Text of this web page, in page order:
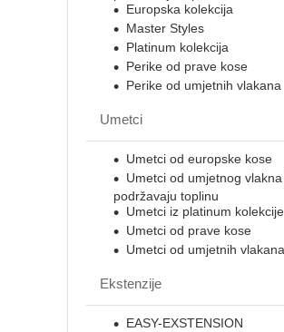
Europska kolekcija
Master Styles
Platinum kolekcija
Perike od prave kose
Perike od umjetnih vlakana
Umetci
Umetci od europske kose
Umetci od umjetnog
podržavaju toplinu
Umetci iz platinum kolekcije
Umetci od prave kose
Umetci od umjetnih vlakana
Ekstenzije
EASY-EXSTENSION